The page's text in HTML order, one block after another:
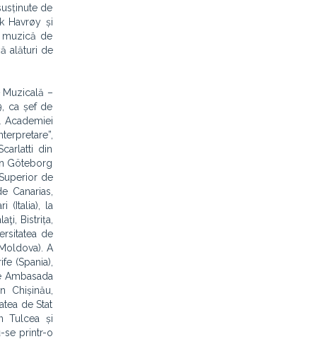
de
Havrøy și
muzică de
alături de
Muzicală –
ca șef de
din
Göteborg
de
Canarias,
(Italia), la
Bistrița,
de
A
(Spania),
Ambasada
Chișinău,
de Stat
Tulcea și
se printr-o